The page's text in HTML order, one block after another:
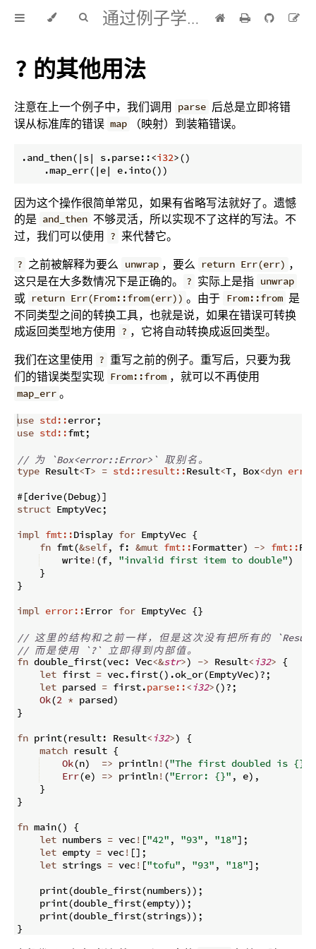
通过例子学 Rust 中文版
? 的其他用法
注意在上一个例子中，我们调用 parse 后总是立即将错
误从标准库的错误 map （映射）到装箱错误。
.and_then(|s| s.parse::<i32>()
    .map_err(|e| e.into())
因为这个操作很简单常见，如果有省略写法就好了。遗憾
的是 and_then 不够灵活，所以实现不了这样的写法。不
过，我们可以使用 ? 来代替它。
? 之前被解释为要么 unwrap ，要么 return Err(err) ，
这只是在大多数情况下是正确的。
? 实际上是指 unwrap
或 return Err(From::from(err)) 。由于 From::from 是
不同类型之间的转换工具，也就是说，如果在错误可转换
成返回类型地方使用 ? ，它将自动转换成返回类型。
我们在这里使用 ? 重写之前的例子。重写后，只要为我
们的错误类型实现 From::from ，就可以不再使用
map_err 。
use std::error;
use std::fmt;
// 为 `Box<error::Error>` 取别名。
type Result<T> = std::result::Result<T, Box<dyn
#[derive(Debug)]
struct EmptyVec;
impl fmt::Display for EmptyVec {
fn fmt(&self, f: &mut fmt::Formatter) -> fmt::
    write
! (f, "invalid first item to double")
}
}
impl error::Error for EmptyVec {}
// 这里的结构和之前 一样 ， 但是这次没 有把所 有的
// 而是 使用 `?` 立即得到内部 值。
fn double_first(vec: Vec<&str>) -> Result<i32> {
let first = vec.first() .ok_or(EmptyVec)?;
let parsed = first.parse::<i32>()?;
Ok(2 * parsed)
}
fn print(result: Result<i32>)
{
match result {
Ok(n) => println! ("The first doubled is {}"
Err(e) => println! ("Error: {}" , e) ,
}
}
fn main()
{
let numbers = vec! ["42" , "93" , "18"] ;
let empty = vec! [] ;
let strings = vec! ["tofu" , "93" , "18"] ;
    print
(double_first(numbers)) ;
    print
(double_first(empty)) ;
    print
(double_first(strings)) ;
}